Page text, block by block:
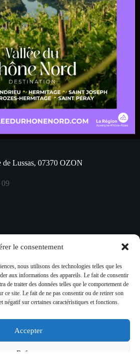
le consentement
nous utilisons des technologies telles que les
aux informations des appareils. Le fait de consentir
de traiter des données telles que le comportement de
ce site. Le fait de ne pas consentir ou de retirer son
négatif sur certaines caractéristiques et fonctions.
Accepter
de Lussas, 07370 OZON
09
pour la santé à consommer avec
modération.